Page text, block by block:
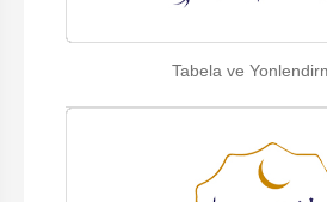
Tabela ve